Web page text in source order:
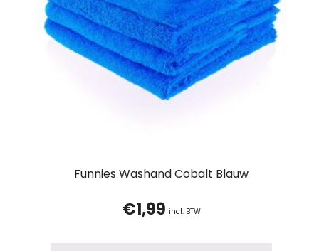
Funnies Washand Cobalt Blauw
€1,99 incl. BTW